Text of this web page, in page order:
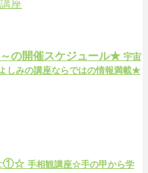
座
の開催スケジュール★ 宇宙
しみの講座ならではの情報満載★
手相観講座☆手の甲から学